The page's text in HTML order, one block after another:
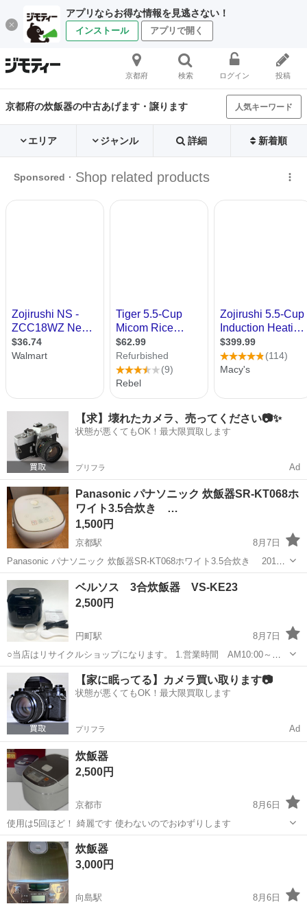
アプリならお得な情報を見逃さない！
インストール アプリで開く
京都府 検索 ログイン 投稿
京都府の炊飯器の中古あげます・譲ります 人気キーワード
エリア ジャンル 詳細 新着順
【求】壊れたカメラ、売ってください📷✨
状態が悪くてもOK！最大限買取します
プリフラ Ad
Panasonic パナソニック 炊飯器SR-KT068ホ
ワイト3.5合炊き …
1,500円
京都駅
8月7日
Panasonic パナソニック 炊飯器SR-KT068ホワイト3.5合炊き 2018
年製 炊飯器買い替えの為出品します。 やや傷や汚れありますが 通常
通り炊飯できます。 箱はありませんが 取説、しゃもじ、計量カップ...
京都 京都市 キッチン家電
ベルソス 3合炊飯器 VS-KE23
2,500円
円町駅
8月7日
○当店はリサイクルショップになります。 1.営業時間 AM10:00～
PM7:00 火曜定休 2.「日曜リサイクル」とGoogleマップで検索いた
だけると倉庫の住所が表示されます。 3.商品の配達等...
京都 京都市 円町駅 キッチン家電
【家に眠ってる】カメラ買い取ります📷
状態が悪くてもOK！最大限買取します
プリフラ Ad
炊飯器
2,500円
京都市
8月6日
使用は5回ほど！ 綺麗です 使わないのでおゆずりします
京都 京都市 キッチン家電
炊飯器
3,000円
向島駅
8月6日